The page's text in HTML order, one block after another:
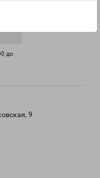
до
9